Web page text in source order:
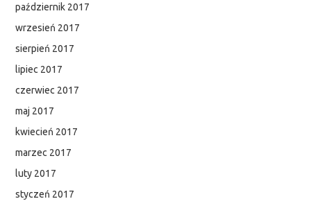
październik 2017
wrzesień 2017
sierpień 2017
lipiec 2017
czerwiec 2017
maj 2017
kwiecień 2017
marzec 2017
luty 2017
styczeń 2017